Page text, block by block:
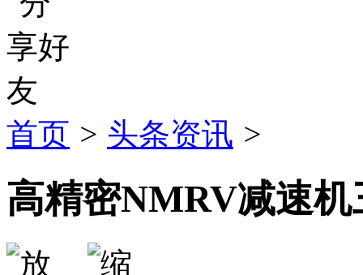
首页 > 头条资讯 >
高精密NMRV减速